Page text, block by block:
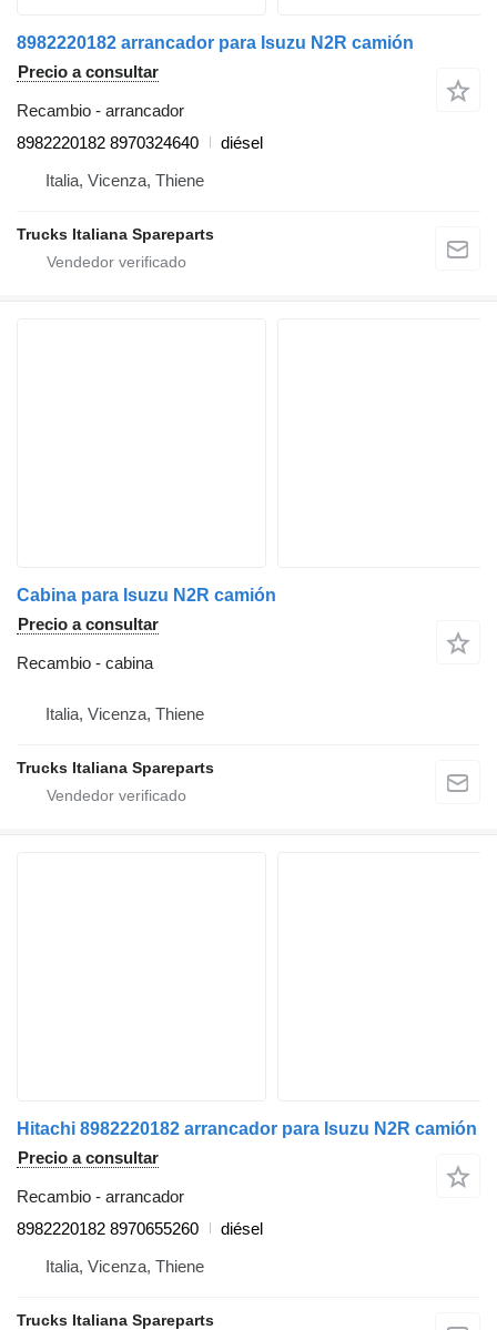
8982220182 arrancador para Isuzu N2R camión
Precio a consultar
Recambio - arrancador
8982220182 8970324640
diésel
Italia, Vicenza, Thiene
Trucks Italiana Spareparts
Cabina para Isuzu N2R camión
Precio a consultar
Recambio - cabina
Italia, Vicenza, Thiene
Trucks Italiana Spareparts
Hitachi 8982220182 arrancador para Isuzu N2R camión
Precio a consultar
Recambio - arrancador
8982220182 8970655260
diésel
Italia, Vicenza, Thiene
Trucks Italiana Spareparts